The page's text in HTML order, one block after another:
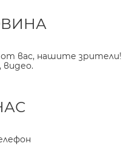
вас, нашите зрители!